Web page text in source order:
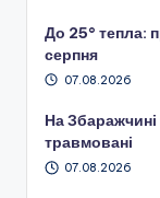
До 25° тепла:
серпня
07.08.2026
На Збаражчині
травмовані
07.08.2026